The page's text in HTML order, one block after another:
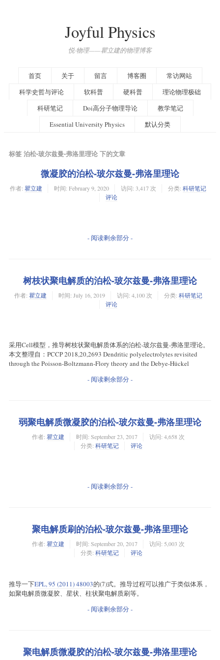
Joyful Physics
悦·物理——瞿立建的物理博客
首页 关于 留言 博客圈
常访网站
科学史哲与评论
软科普 硬科普
理论物理极础
科研笔记
Doi高分子物理导论
教学笔记
Essential University Physics
默认分类
标签 泊松-玻尔兹曼-弗洛里理论 下的文章
微凝胶的泊松-玻尔兹曼-弗洛里理论
作者: 瞿立建 时间: February 9, 2020 访问: 3,417 次 分类: 科研笔记
评论
- 阅读剩余部分 -
树枝状聚电解质的泊松-玻尔兹曼-弗洛里理论
作者: 瞿立建 时间: July 16, 2019 访问: 4,100 次 分类: 科研笔记
评论
采用Cell模型，推导树枝状聚电解质体系的泊松-玻尔兹曼-弗洛里理论。
本文整理自：PCCP 2018,20,2693 Dendritic polyelectrolytes revisited
through the Poisson-Boltzmann-Flory theory and the Debye-Hückel
- 阅读剩余部分 -
弱聚电解质微凝胶的泊松-玻尔兹曼-弗洛里理论
作者: 瞿立建 时间: September 23, 2017
访问: 4,658 次
分类: 科研笔记 评论
- 阅读剩余部分 -
聚电解质刷的泊松-玻尔兹曼-弗洛里理论
作者: 瞿立建 时间: September 20, 2017
访问: 5,003 次
分类: 科研笔记 评论
推导一下EPL, 95 (2011) 48003的(7)式。推导过程可以推广于类似体系，
如聚电解质微凝胶、星状、柱状聚电解质刷等。
- 阅读剩余部分 -
聚电解质微凝胶的泊松-玻尔兹曼-弗洛里理论